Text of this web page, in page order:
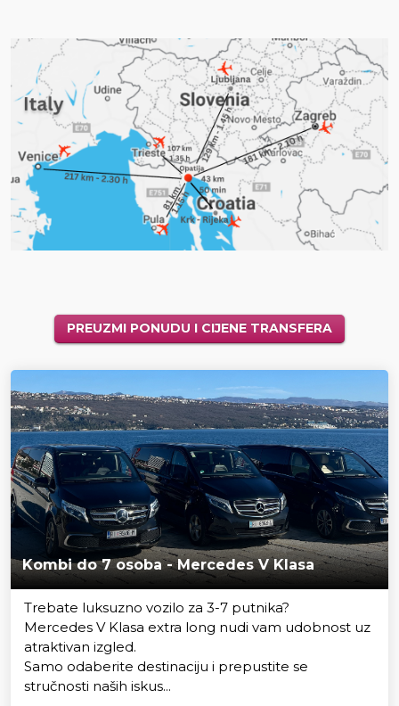
PREUZMI PONUDU I CIJENE TRANSFERA
Kombi do 7 osoba - Mercedes V Klasa
Trebate luksuzno vozilo za 3-7 putnika?
Mercedes V Klasa extra long nudi vam udobnost uz
atraktivan izgled.
Samo odaberite destinaciju i prepustite se
stručnosti naših iskus...